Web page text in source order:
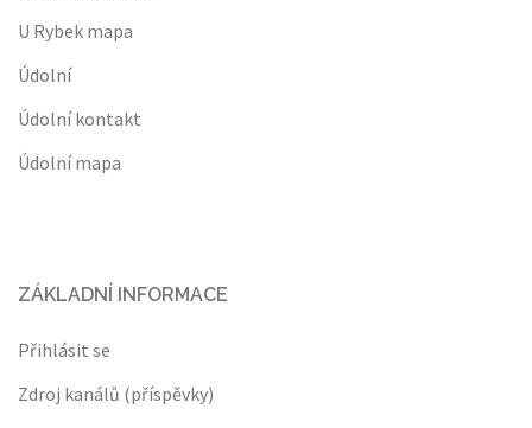
U Rybek mapa
Údolní
Údolní kontakt
Údolní mapa
ZÁKLADNÍ INFORMACE
Přihlásit se
Zdroj kanálů (příspěvky)